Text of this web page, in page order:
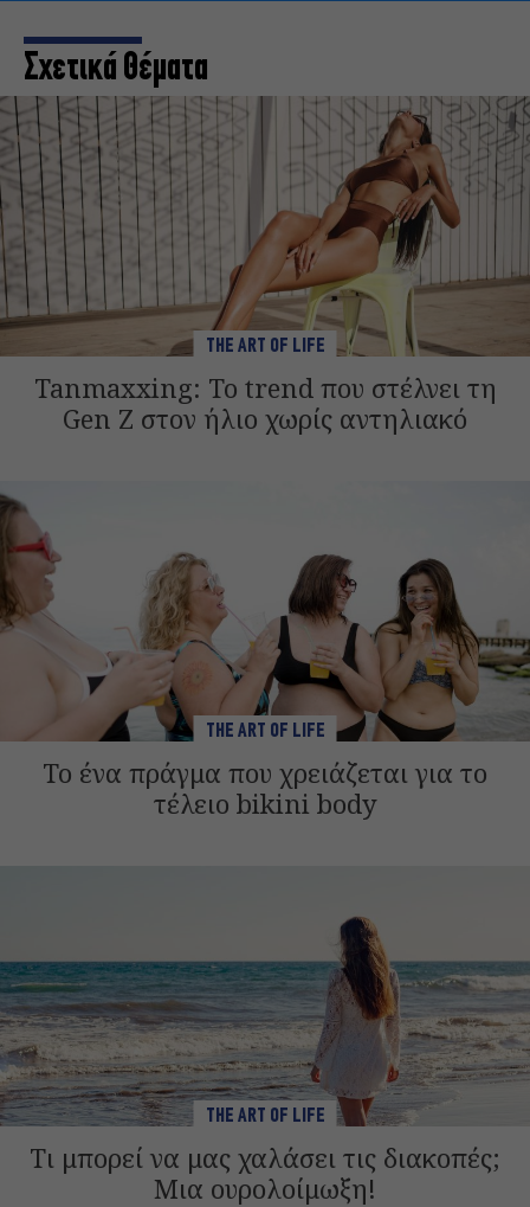
Σχετικά Θέματα
THE ART OF LIFE
Tanmaxxing: To trend που στέλνει τη
Gen Z στον ήλιο χωρίς αντηλιακό
THE ART OF LIFE
Το ένα πράγμα που χρειάζεται για το
τέλειο bikini body
THE ART OF LIFE
Τι μπορεί να μας χαλάσει τις διακοπές;
Μια ουρολοίμωξη!